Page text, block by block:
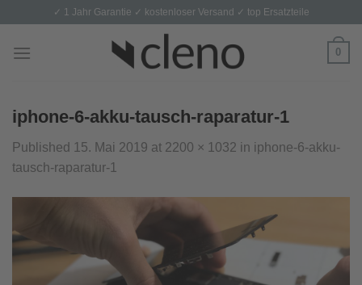
content
✓ 1 Jahr Garantie ✓ kostenloser Versand ✓ top Ersatzteile
0
iphone-6-akku-tausch-raparatur-1
Published 15. Mai 2019 at 2200 × 1032 in iphone-6-akku-
tausch-raparatur-1